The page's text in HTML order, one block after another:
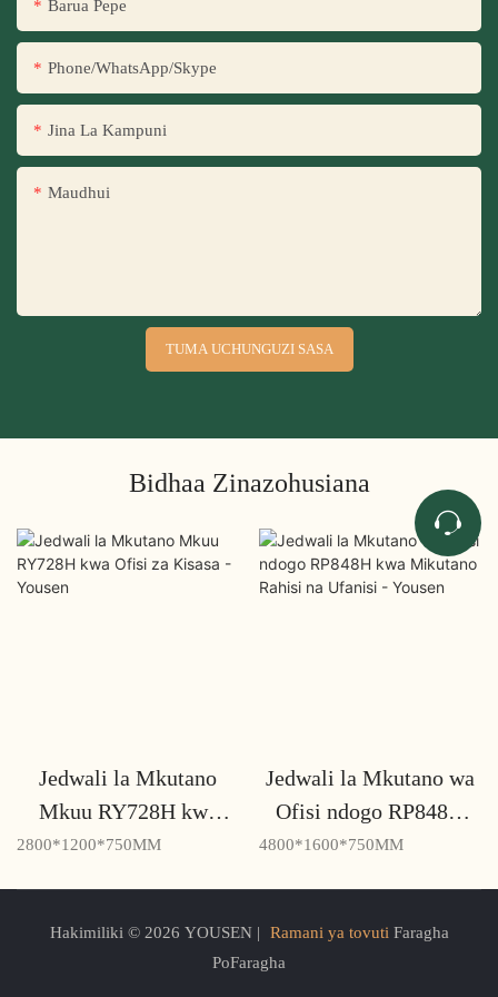
Barua Pepe
Phone/WhatsApp/Skype
Jina La Kampuni
Maudhui
TUMA UCHUNGUZI SASA
Bidhaa Zinazohusiana
Jedwali la Mkutano
Mkuu RY728H kwa
Ofisi za Kisasa - Yousen
2800*1200*750MM
Jedwali la Mkutano wa
Ofisi ndogo RP848H
kwa Mikutano Rahisi na
4800*1600*750MM
Hakimiliki © 2026 YOUSEN | Ramani ya tovutiFaragha
PoFaragha